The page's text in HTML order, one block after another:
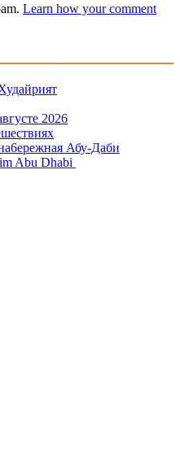
Learn how your comment
2026
Абу-Даби
Abu Dhabi